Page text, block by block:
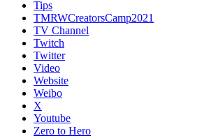
Tips
TMRWCreatorsCamp2021
TV Channel
Twitch
Twitter
Video
Website
Weibo
X
Youtube
Zero to Hero